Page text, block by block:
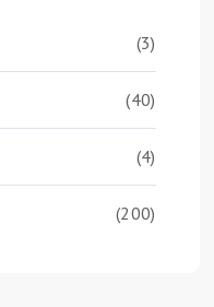
(3)
(40)
(4)
(200)